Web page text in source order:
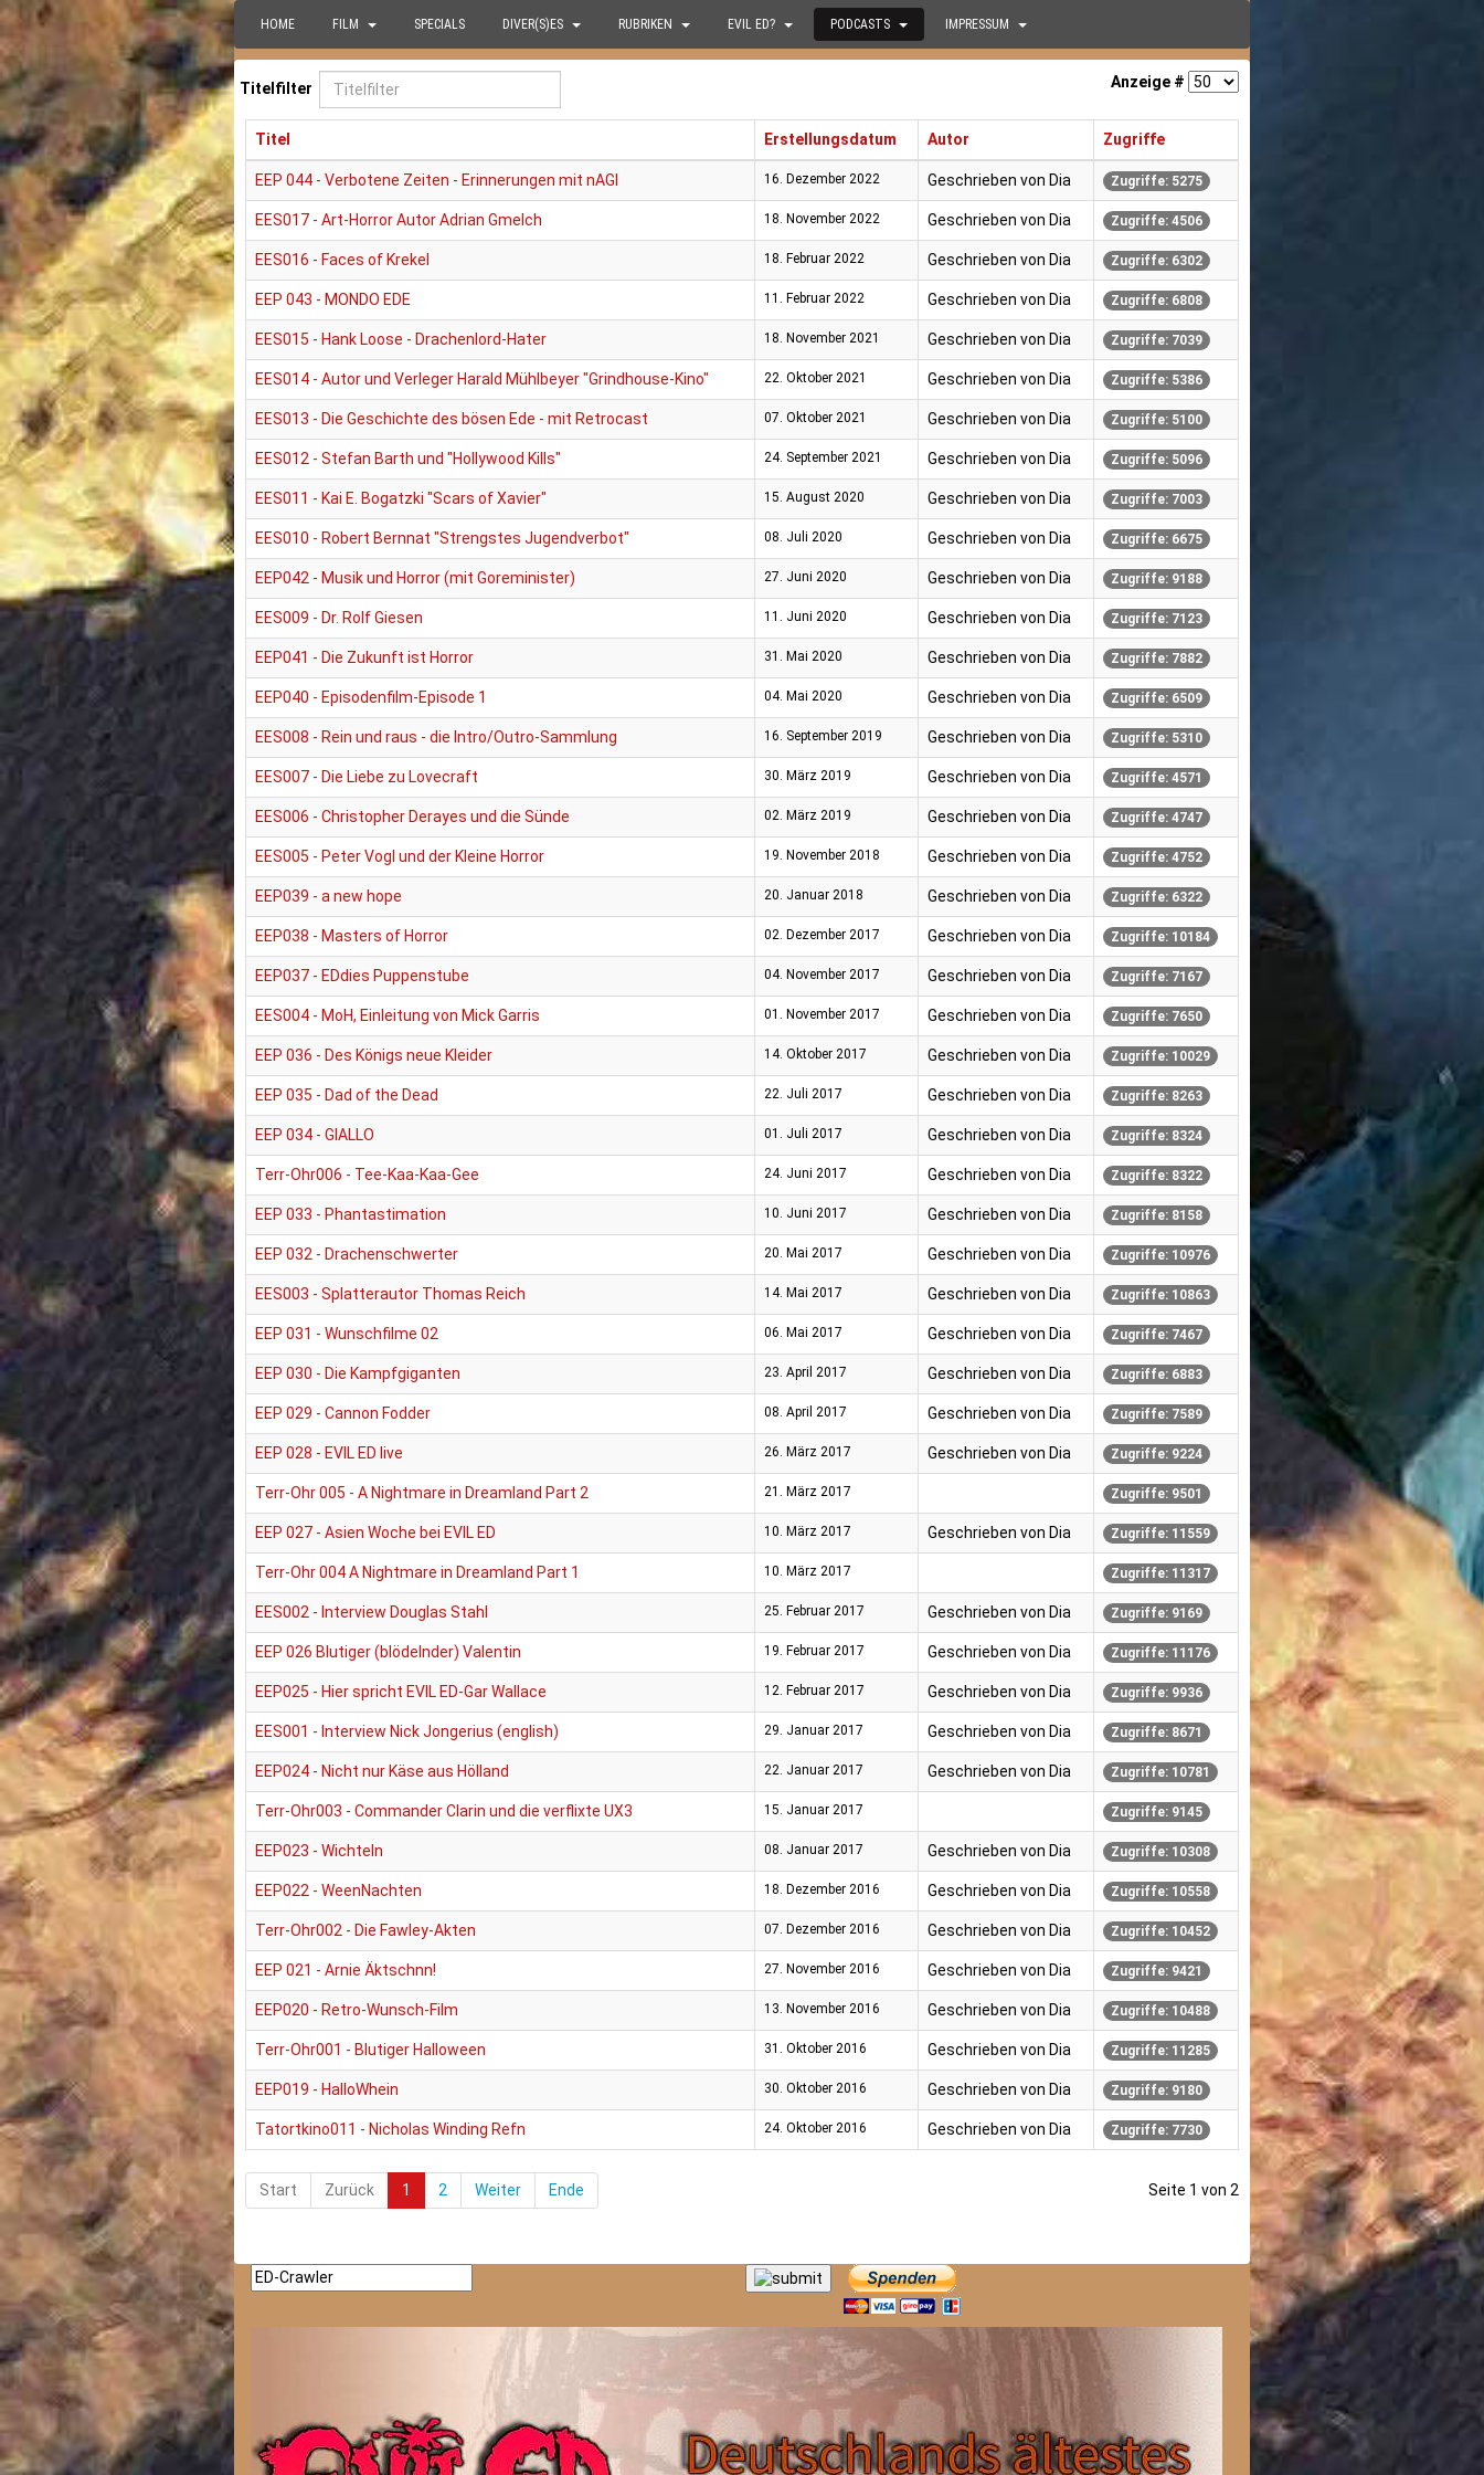
HOME FILM SPECIALS DIVER(S)ES RUBRIKEN EVIL ED? PODCASTS IMPRESSUM
Titelfilter Anzeige #
Titel Erstellungsdatum Autor Zugriffe
EEP 044 - Verbotene Zeiten - Erinnerungen mit nAGI 16. Dezember 2022 Geschrieben von Dia Zugriffe: 5275
EES017 - Art-Horror Autor Adrian Gmelch 18. November 2022 Geschrieben von Dia Zugriffe: 4506
EES016 - Faces of Krekel 18. Februar 2022 Geschrieben von Dia Zugriffe: 6302
EEP 043 - MONDO EDE 11. Februar 2022 Geschrieben von Dia Zugriffe: 6808
EES015 - Hank Loose - Drachenlord-Hater 18. November 2021 Geschrieben von Dia Zugriffe: 7039
EES014 - Autor und Verleger Harald Mühlbeyer "Grindhouse-Kino" 22. Oktober 2021 Geschrieben von Dia Zugriffe: 5386
EES013 - Die Geschichte des bösen Ede - mit Retrocast 07. Oktober 2021 Geschrieben von Dia Zugriffe: 5100
EES012 - Stefan Barth und "Hollywood Kills" 24. September 2021 Geschrieben von Dia Zugriffe: 5096
EES011 - Kai E. Bogatzki "Scars of Xavier" 15. August 2020 Geschrieben von Dia Zugriffe: 7003
EES010 - Robert Bernnat "Strengstes Jugendverbot" 08. Juli 2020 Geschrieben von Dia Zugriffe: 6675
EEP042 - Musik und Horror (mit Goreminister) 27. Juni 2020 Geschrieben von Dia Zugriffe: 9188
EES009 - Dr. Rolf Giesen 11. Juni 2020 Geschrieben von Dia Zugriffe: 7123
EEP041 - Die Zukunft ist Horror 31. Mai 2020 Geschrieben von Dia Zugriffe: 7882
EEP040 - Episodenfilm-Episode 1 04. Mai 2020 Geschrieben von Dia Zugriffe: 6509
EES008 - Rein und raus - die Intro/Outro-Sammlung 16. September 2019 Geschrieben von Dia Zugriffe: 5310
EES007 - Die Liebe zu Lovecraft 30. März 2019 Geschrieben von Dia Zugriffe: 4571
EES006 - Christopher Derayes und die Sünde 02. März 2019 Geschrieben von Dia Zugriffe: 4747
EES005 - Peter Vogl und der Kleine Horror 19. November 2018 Geschrieben von Dia Zugriffe: 4752
EEP039 - a new hope 20. Januar 2018 Geschrieben von Dia Zugriffe: 6322
EEP038 - Masters of Horror 02. Dezember 2017 Geschrieben von Dia Zugriffe: 10184
EEP037 - EDdies Puppenstube 04. November 2017 Geschrieben von Dia Zugriffe: 7167
EES004 - MoH, Einleitung von Mick Garris 01. November 2017 Geschrieben von Dia Zugriffe: 7650
EEP 036 - Des Königs neue Kleider 14. Oktober 2017 Geschrieben von Dia Zugriffe: 10029
EEP 035 - Dad of the Dead 22. Juli 2017 Geschrieben von Dia Zugriffe: 8263
EEP 034 - GIALLO 01. Juli 2017 Geschrieben von Dia Zugriffe: 8324
Terr-Ohr006 - Tee-Kaa-Kaa-Gee 24. Juni 2017 Geschrieben von Dia Zugriffe: 8322
EEP 033 - Phantastimation 10. Juni 2017 Geschrieben von Dia Zugriffe: 8158
EEP 032 - Drachenschwerter 20. Mai 2017 Geschrieben von Dia Zugriffe: 10976
EES003 - Splatterautor Thomas Reich 14. Mai 2017 Geschrieben von Dia Zugriffe: 10863
EEP 031 - Wunschfilme 02 06. Mai 2017 Geschrieben von Dia Zugriffe: 7467
EEP 030 - Die Kampfgiganten 23. April 2017 Geschrieben von Dia Zugriffe: 6883
EEP 029 - Cannon Fodder 08. April 2017 Geschrieben von Dia Zugriffe: 7589
EEP 028 - EVIL ED live 26. März 2017 Geschrieben von Dia Zugriffe: 9224
Terr-Ohr 005 - A Nightmare in Dreamland Part 2 21. März 2017 Zugriffe: 9501
EEP 027 - Asien Woche bei EVIL ED 10. März 2017 Geschrieben von Dia Zugriffe: 11559
Terr-Ohr 004 A Nightmare in Dreamland Part 1 10. März 2017 Zugriffe: 11317
EES002 - Interview Douglas Stahl 25. Februar 2017 Geschrieben von Dia Zugriffe: 9169
EEP 026 Blutiger (blödelnder) Valentin 19. Februar 2017 Geschrieben von Dia Zugriffe: 11176
EEP025 - Hier spricht EVIL ED-Gar Wallace 12. Februar 2017 Geschrieben von Dia Zugriffe: 9936
EES001 - Interview Nick Jongerius (english) 29. Januar 2017 Geschrieben von Dia Zugriffe: 8671
EEP024 - Nicht nur Käse aus Hölland 22. Januar 2017 Geschrieben von Dia Zugriffe: 10781
Terr-Ohr003 - Commander Clarin und die verflixte UX3 15. Januar 2017 Zugriffe: 9145
EEP023 - Wichteln 08. Januar 2017 Geschrieben von Dia Zugriffe: 10308
EEP022 - WeenNachten 18. Dezember 2016 Geschrieben von Dia Zugriffe: 10558
Terr-Ohr002 - Die Fawley-Akten 07. Dezember 2016 Geschrieben von Dia Zugriffe: 10452
EEP 021 - Arnie Äktschnn! 27. November 2016 Geschrieben von Dia Zugriffe: 9421
EEP020 - Retro-Wunsch-Film 13. November 2016 Geschrieben von Dia Zugriffe: 10488
Terr-Ohr001 - Blutiger Halloween 31. Oktober 2016 Geschrieben von Dia Zugriffe: 11285
EEP019 - HalloWhein 30. Oktober 2016 Geschrieben von Dia Zugriffe: 9180
Tatortkino011 - Nicholas Winding Refn 24. Oktober 2016 Geschrieben von Dia Zugriffe: 7730
Seite 1 von 2
Start Zurück 1 2 Weiter Ende